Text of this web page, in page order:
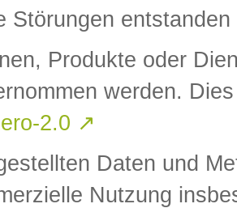
Störungen
Produkte oder
werden.
2.0 ↗
Daten und
Nutzung